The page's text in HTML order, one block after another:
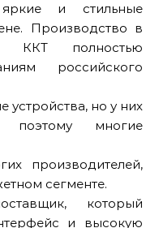
яркие и стильные
Производство в
ККТ полностью
российского
устройства, но у них
поэтому многие
производителей,
сегменте.
который
и высокую